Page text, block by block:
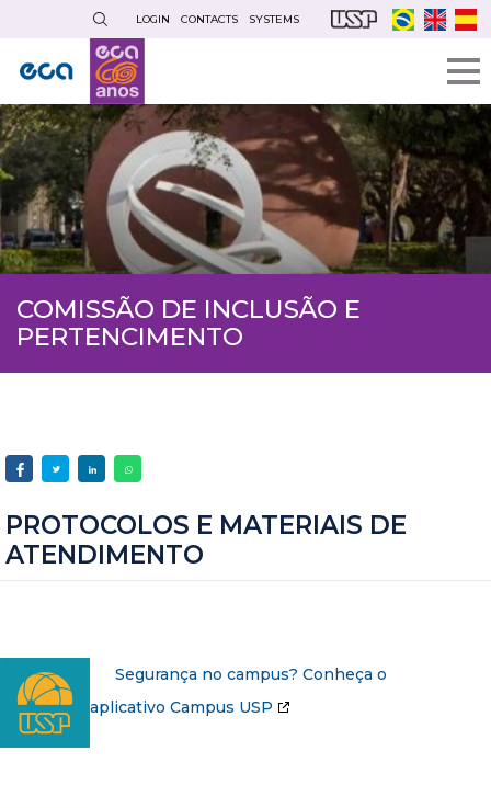
main
content
LOGIN CONTACTS SYSTEMS
COMISSÃO DE INCLUSÃO E
PERTENCIMENTO
PROTOCOLOS E MATERIAIS DE
ATENDIMENTO
Segurança no campus? Conheça o
aplicativo Campus USP